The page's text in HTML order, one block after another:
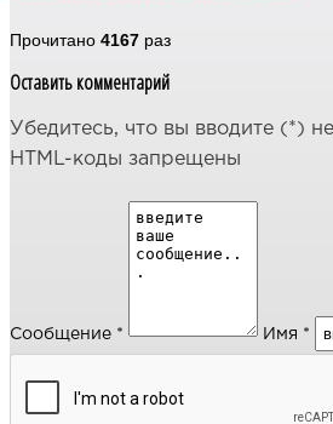
Прочитано 4167 раз
Оставить комментарий
Убедитесь, что вы вводите (*)
HTML-коды запрещены
Сообщение * Имя *